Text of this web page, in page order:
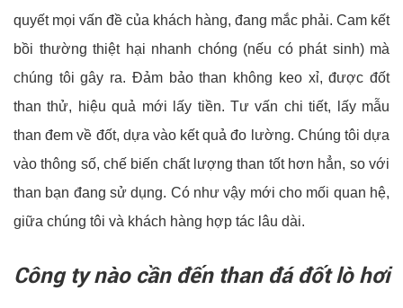
quyết mọi vấn đề của khách hàng, đang mắc phải. Cam kết
bồi thường thiệt hại nhanh chóng (nếu có phát sinh) mà
chúng tôi gây ra. Đảm bảo than không keo xỉ, được đốt
than thử, hiệu quả mới lấy tiền. Tư vấn chi tiết, lấy mẫu
than đem về đốt, dựa vào kết quả đo lường. Chúng tôi dựa
vào thông số, chế biến chất lượng than tốt hơn hẳn, so với
than bạn đang sử dụng. Có như vậy mới cho mối quan hệ,
giữa chúng tôi và khách hàng hợp tác lâu dài.
Công ty nào cần đến than đá đốt lò hơi